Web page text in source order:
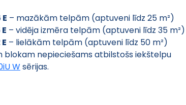
– mazākām telpām (aptuveni līdz 25 m²)
– vidēja izmēra telpām (aptuveni līdz 35 m²)
– lielākām telpām (aptuveni līdz 50 m²)
blokam nepieciešams atbilstošs iekštelpu
W sērijas.